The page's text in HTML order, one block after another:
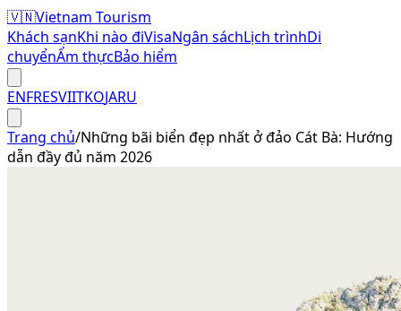
🇻🇳Vietnam Tourism
Khách sạnKhi nào điVisaNgân sáchLịch trìnhDi
chuyểnẨm thựcBảo hiểm
ENFRESVIITKOJARU
Trang chủ/Những bãi biển đẹp nhất ở đảo Cát Bà: Hướng
dẫn đầy đủ năm 2026